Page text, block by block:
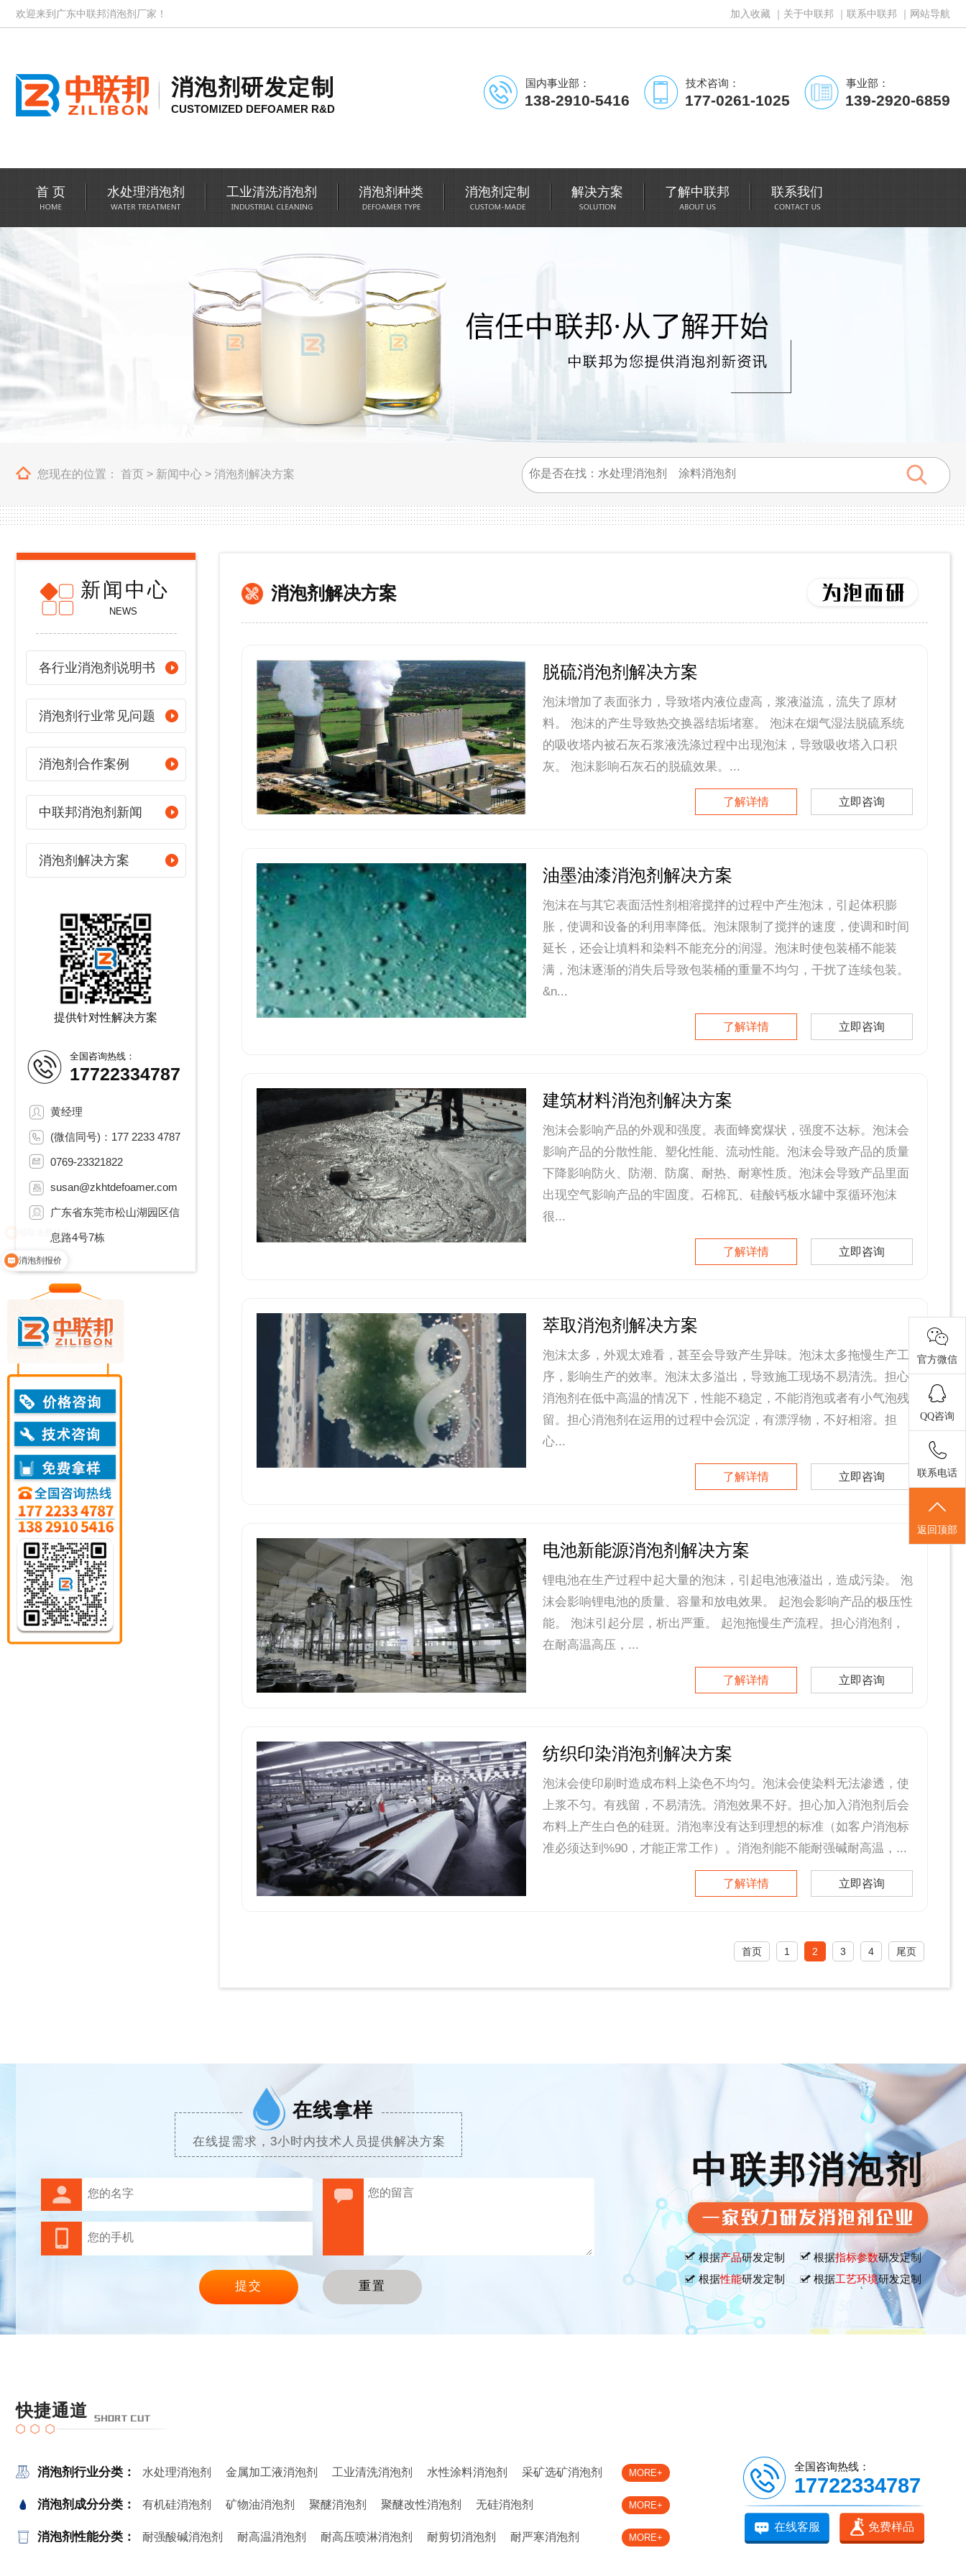
欢迎来到广东中联邦消泡剂厂家！ 加入收藏 关于中联邦 联系中联邦 网站导航
消泡剂研发定制
CUSTOMIZED DEFOAMER R&D
国内事业部：
138-2910-5416
技术咨询：
177-0261-1025
事业部：
139-2920-6859
首 页 水处理消泡剂 工业清洗消泡剂 消泡剂种类 消泡剂定制 解决方案 了解中联邦 联系我们
您现在的位置： 首页 > 新闻中心 > 消泡剂解决方案
新闻中心
NEWS
各行业消泡剂说明书
消泡剂行业常见问题
消泡剂合作案例
中联邦消泡剂新闻
消泡剂解决方案
提供针对性解决方案
全国咨询热线：
17722334787
黄经理
(微信同号)：177 2233 4787
0769-23321822
susan@zkhtdefoamer.com
广东省东莞市松山湖园区信
息路4号7栋
消泡剂解决方案
脱硫消泡剂解决方案
泡沫增加了表面张力，导致塔内液位虚高，浆液溢流，流失了原材
料。 泡沫的产生导致热交换器结垢堵塞。 泡沫在烟气湿法脱硫系统
的吸收塔内被石灰石浆液洗涤过程中出现泡沫，导致吸收塔入口积
灰。 泡沫影响石灰石的脱硫效果。...
了解详情 立即咨询
油墨油漆消泡剂解决方案
泡沫在与其它表面活性剂相溶搅拌的过程中产生泡沫，引起体积膨
胀，使调和设备的利用率降低。泡沫限制了搅拌的速度，使调和时间
延长，还会让填料和染料不能充分的润湿。泡沫时使包装桶不能装
满，泡沫逐渐的消失后导致包装桶的重量不均匀，干扰了连续包装。
&n...
了解详情 立即咨询
建筑材料消泡剂解决方案
泡沫会影响产品的外观和强度。表面蜂窝煤状，强度不达标。泡沫会
影响产品的分散性能、塑化性能、流动性能。泡沫会导致产品的质量
下降影响防火、防潮、防腐、耐热、耐寒性质。泡沫会导致产品里面
出现空气影响产品的牢固度。石棉瓦、硅酸钙板水罐中泵循环泡沫
很...
了解详情 立即咨询
萃取消泡剂解决方案
泡沫太多，外观太难看，甚至会导致产生异味。泡沫太多拖慢生产工
序，影响生产的效率。泡沫太多溢出，导致施工现场不易清洗。担心
消泡剂在低中高温的情况下，性能不稳定，不能消泡或者有小气泡残
留。担心消泡剂在运用的过程中会沉淀，有漂浮物，不好相溶。担
心...
了解详情 立即咨询
电池新能源消泡剂解决方案
锂电池在生产过程中起大量的泡沫，引起电池液溢出，造成污染。 泡
沫会影响锂电池的质量、容量和放电效果。 起泡会影响产品的极压性
能。 泡沫引起分层，析出严重。 起泡拖慢生产流程。担心消泡剂，
在耐高温高压，...
了解详情 立即咨询
纺织印染消泡剂解决方案
泡沫会使印刷时造成布料上染色不均匀。泡沫会使染料无法渗透，使
上浆不匀。有残留，不易清洗。消泡效果不好。担心加入消泡剂后会
布料上产生白色的硅斑。消泡率没有达到理想的标准（如客户消泡标
准必须达到%90，才能正常工作）。消泡剂能不能耐强碱耐高温，...
了解详情 立即咨询
首页 1 2 3 4 尾页
在线拿样
在线提需求，3小时内技术人员提供解决方案
中联邦消泡剂
根据产品研发定制 根据指标参数研发定制
根据性能研发定制 根据工艺环境研发定制
快捷通道
消泡剂行业分类： 水处理消泡剂 金属加工液消泡剂 工业清洗消泡剂 水性涂料消泡剂 采矿选矿消泡剂 MORE+
消泡剂成分分类： 有机硅消泡剂 矿物油消泡剂 聚醚消泡剂 聚醚改性消泡剂 无硅消泡剂 MORE+
消泡剂性能分类： 耐强酸碱消泡剂 耐高温消泡剂 耐高压喷淋消泡剂 耐剪切消泡剂 耐严寒消泡剂 MORE+
全国咨询热线：
17722334787
在线客服 免费样品
官方微信
QQ咨询
联系电话
返回顶部
消泡剂报价